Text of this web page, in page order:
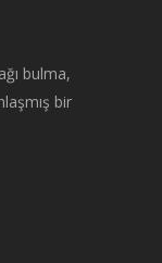
bulma,
bir